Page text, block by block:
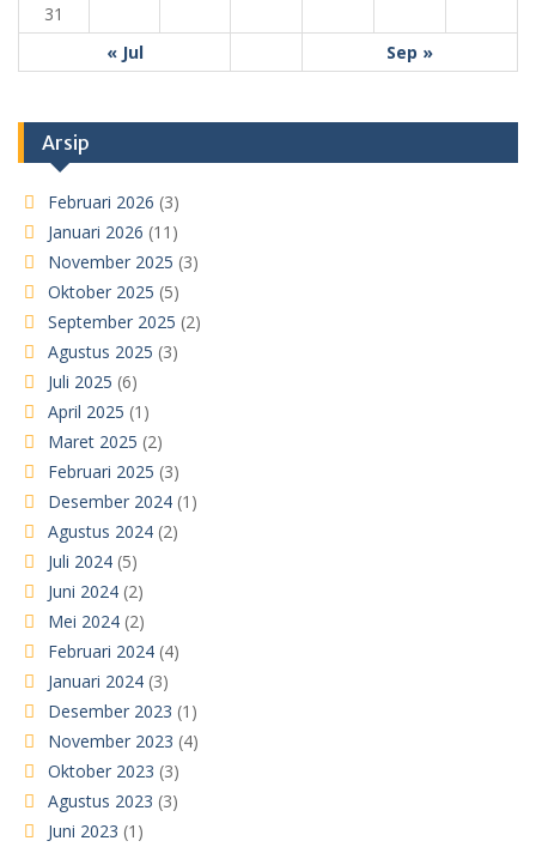
31
« Jul
Sep »
Arsip
Februari 2026 (3)
Januari 2026 (11)
November 2025 (3)
Oktober 2025 (5)
September 2025 (2)
Agustus 2025 (3)
Juli 2025 (6)
April 2025 (1)
Maret 2025 (2)
Februari 2025 (3)
Desember 2024 (1)
Agustus 2024 (2)
Juli 2024 (5)
Juni 2024 (2)
Mei 2024 (2)
Februari 2024 (4)
Januari 2024 (3)
Desember 2023 (1)
November 2023 (4)
Oktober 2023 (3)
Agustus 2023 (3)
Juni 2023 (1)